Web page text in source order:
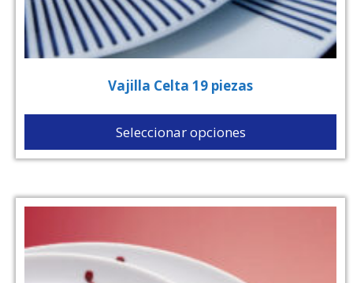
Vajilla Celta 19 piezas
Seleccionar opciones